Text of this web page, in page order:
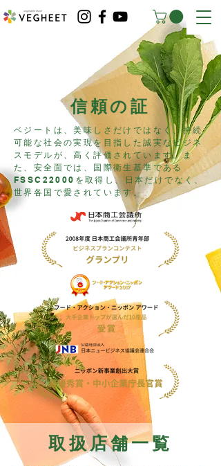
​信頼の証
ベジートは、美味しさだけではなく、持続
可能な社会の実現を目指した誠実なビジネ
スモデルが、高く評価されています。ま
た、安全面では、 国際衛生基準である
FSSC22000を取得し、 ​日本だけでなく、
世界各国で愛されています。
取扱店舗一覧